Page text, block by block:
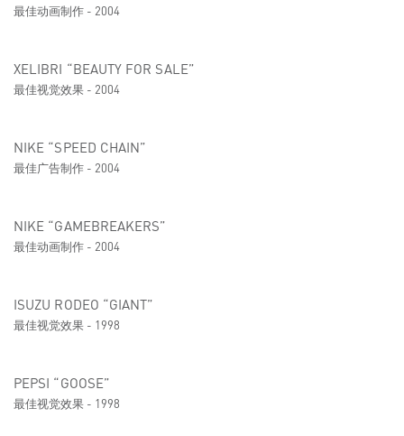
最佳动画制作 - 2004
XELIBRI “BEAUTY FOR SALE”
最佳视觉效果 - 2004
NIKE “SPEED CHAIN”
最佳广告制作 - 2004
NIKE “GAMEBREAKERS”
最佳动画制作 - 2004
ISUZU RODEO “GIANT”
最佳视觉效果 - 1998
PEPSI “GOOSE”
最佳视觉效果 - 1998